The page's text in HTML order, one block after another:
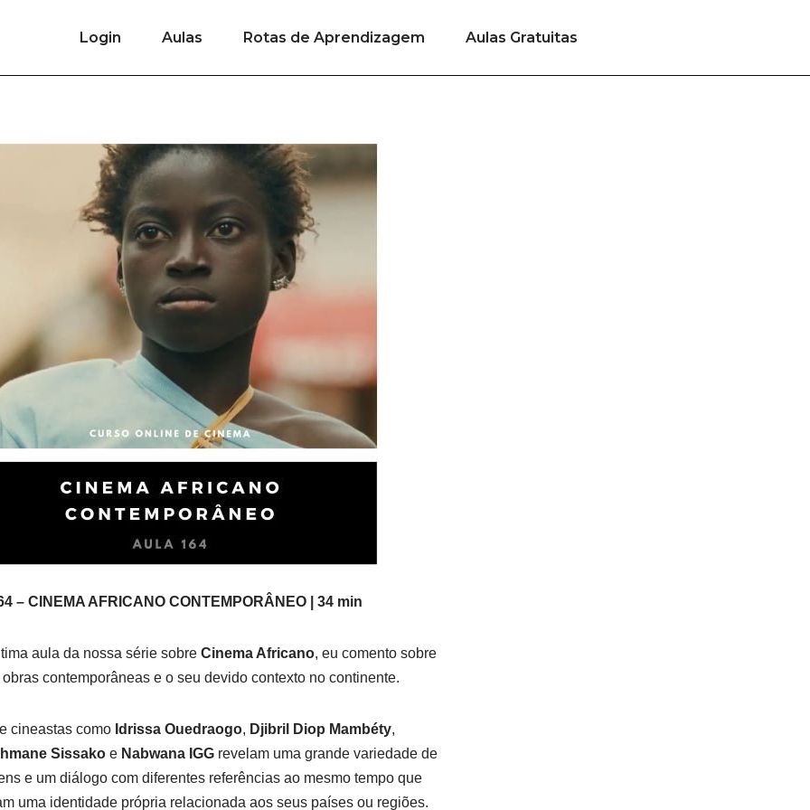
Login Aulas Rotas de Aprendizagem Aulas Gratuitas
– CINEMA AFRICANO CONTEMPORÂNEO | 34 min
aula da nossa série sobreCinema Africano, eu comento sobre
contemporâneas e o seu devido contexto no continente.
cineastas como Idrissa Ouedraogo​, Djibril Diop Mambéty,
Sissako e Nabwana IGG​ revelam uma grande variedade de
e um diálogo com diferentes referências ao mesmo tempo que
uma identidade própria relacionada aos seus países ou regiões.